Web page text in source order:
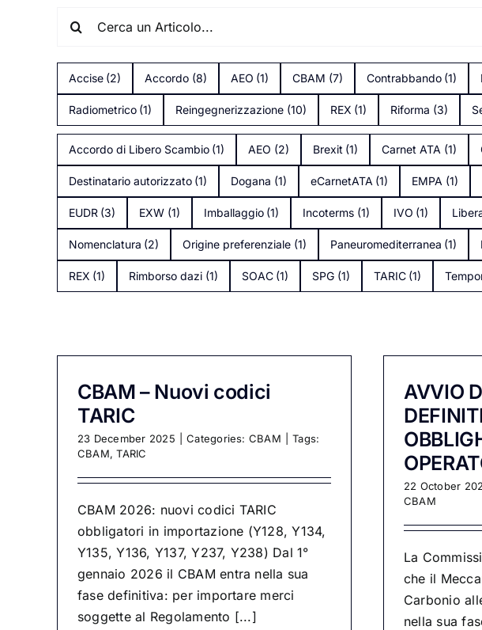
Accise (2) Accordo (8) AEO (1) CBAM (7) Contrabbando (1)
Radiometrico (1) Reingegnerizzazione (10) REX (1) Riforma (3)
Accordo di Libero Scambio (1) AEO (2) Brexit (1) Carnet ATA (1)
Destinatario autorizzato (1) Dogana (1) eCarnetATA (1) EMPA (1)
EUDR (3) EXW (1) Imballaggio (1) Incoterms (1) IVO (1)
Nomenclatura (2) Origine preferenziale (1) Paneuromediterranea (1)
REX (1) Rimborso dazi (1) SOAC (1) SPG (1) TARIC (1)
CBAM – Nuovi codici
TARIC
23 December 2025 Categories: CBAM
Tags:
CBAM,TARIC
CBAM 2026: nuovi codici TARIC
obbligatori in importazione (Y128, Y134,
Y135, Y136, Y137, Y237, Y238) Dal 1°
gennaio 2026 il CBAM entra nella sua
fase definitiva: per importare merci
soggette al Regolamento [...]
AVVIO
22 October
CBAM
La
che il
Carbonio
nella sua